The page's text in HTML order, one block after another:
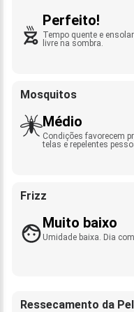
Perfeito!
Tempo quente e
livre na sombra.
Mosquitos
Médio
Condições favorecem
telas e repelentes
Frizz
Muito baixo
Umidade baixa. Dia
Ressecamento da